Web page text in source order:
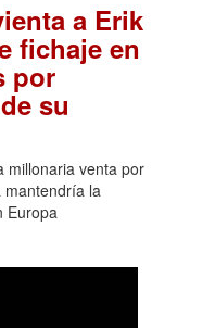
a Erik
fichaje en
por
su
millonaria venta por
mantendría la
Europa